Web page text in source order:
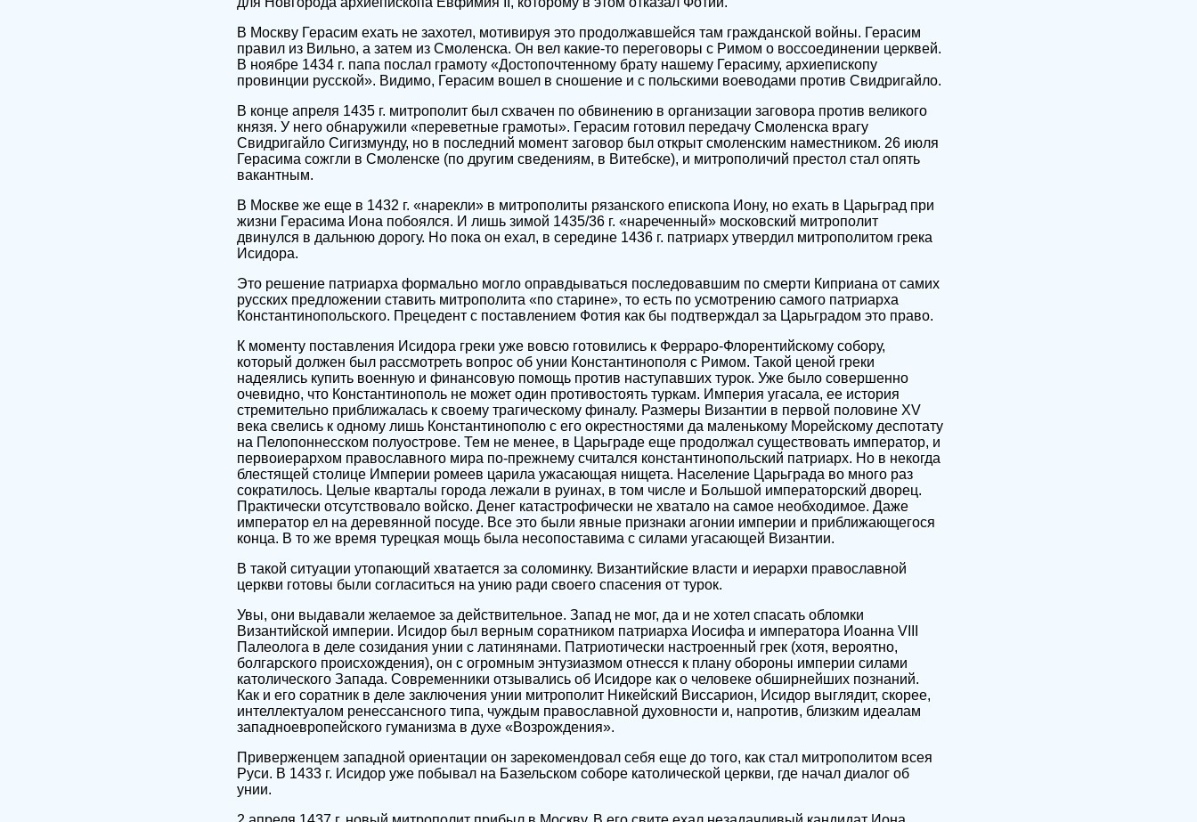
В Москву Герасим ехать не захотел, мотивируя это продолжавшейся там гражданской войны. Герасим
правил из Вильно, а затем из Смоленска. Он вел какие-то переговоры с Римом о воссоединении церквей.
В ноябре 1434 г. папа послал грамоту «Достопочтенному брату нашему Герасиму, архиепископу
провинции русской». Видимо, Герасим вошел в сношение и с польскими воеводами против Свидригайло.
В конце апреля 1435 г. митрополит был схвачен по обвинению в организации заговора против великого
князя. У него обнаружили «переветные грамоты». Герасим готовил передачу Смоленска врагу
Свидригайло Сигизмунду, но в последний момент заговор был открыт смоленским наместником. 26 июля
Герасима сожгли в Смоленске (по другим сведениям, в Витебске), и митрополичий престол стал опять
вакантным.
В Москве же еще в 1432 г. «нарекли» в митрополиты рязанского епископа Иону, но ехать в Царьград при
жизни Герасима Иона побоялся. И лишь зимой 1435/36 г. «нареченный» московский митрополит
двинулся в дальнюю дорогу. Но пока он ехал, в середине 1436 г. патриарх утвердил митрополитом грека
Исидора.
Это решение патриарха формально могло оправдываться последовавшим по смерти Киприана от самих
русских предложении ставить митрополита «по старине», то есть по усмотрению самого патриарха
Константинопольского. Прецедент с поставлением Фотия как бы подтверждал за Царьградом это право.
К моменту поставления Исидора греки уже вовсю готовились к Ферраро-Флорентийскому собору,
который должен был рассмотреть вопрос об унии Константинополя с Римом. Такой ценой греки
надеялись купить военную и финансовую помощь против наступавших турок. Уже было совершенно
очевидно, что Константинополь не может один противостоять туркам. Империя угасала, ее история
стремительно приближалась к своему трагическому финалу. Размеры Византии в первой половине XV
века свелись к одному лишь Константинополю с его окрестностями да маленькому Морейскому деспотату
на Пелопоннесском полуострове. Тем не менее, в Царьграде еще продолжал существовать император, и
первоиерархом православного мира по-прежнему считался константинопольский патриарх. Но в некогда
блестящей столице Империи ромеев царила ужасающая нищета. Население Царьграда во много раз
сократилось. Целые кварталы города лежали в руинах, в том числе и Большой императорский дворец.
Практически отсутствовало войско. Денег катастрофически не хватало на самое необходимое. Даже
император ел на деревянной посуде. Все это были явные признаки агонии империи и приближающегося
конца. В то же время турецкая мощь была несопоставима с силами угасающей Византии.
В такой ситуации утопающий хватается за соломинку. Византийские власти и иерархи православной
церкви готовы были согласиться на унию ради своего спасения от турок.
Увы, они выдавали желаемое за действительное. Запад не мог, да и не хотел спасать обломки
Византийской империи. Исидор был верным соратником патриарха Иосифа и императора Иоанна VIII
Палеолога в деле созидания унии с латинянами. Патриотически настроенный грек (хотя, вероятно,
болгарского происхождения), он с огромным энтузиазмом отнесся к плану обороны империи силами
католического Запада. Современники отзывались об Исидоре как о человеке обширнейших познаний.
Как и его соратник в деле заключения унии митрополит Никейский Виссарион, Исидор выглядит, скорее,
интеллектуалом ренессансного типа, чуждым православной духовности и, напротив, близким идеалам
западноевропейского гуманизма в духе «Возрождения».
Приверженцем западной ориентации он зарекомендовал себя еще до того, как стал митрополитом всея
Руси. В 1433 г. Исидор уже побывал на Базельском соборе католической церкви, где начал диалог об
унии.